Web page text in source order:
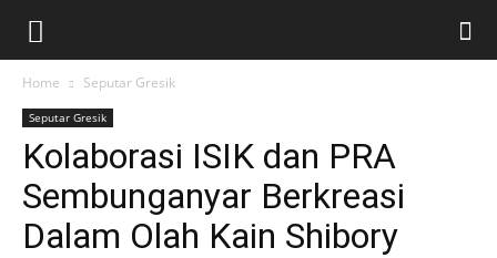
Home Seputar Gresik
Seputar Gresik
Kolaborasi ISIK dan PRA
Sembunganyar Berkreasi
Dalam Olah Kain Shibory